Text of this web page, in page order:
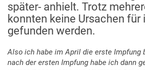
später- anhielt. Trotz
konnten keine Ursachen für
gefunden werden.
Also ich habe im April die erste Impfung
nach der ersten Impfung habe ich dann